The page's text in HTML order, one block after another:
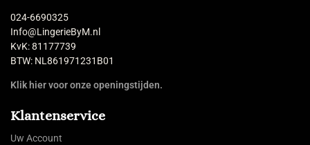
024-6690325
Info@LingerieByM.nl
KvK: 81177739
BTW: NL861971231B01
Klik hier voor onze openingstijden.
Klantenservice
Uw Account